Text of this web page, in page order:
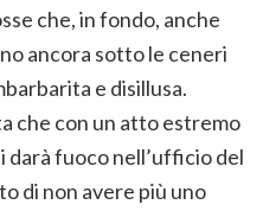
che, in fondo, anche
ancora sotto le ceneri
e disillusa.
che con un atto estremo
darà fuoco nell’ufficio del
di non avere più uno